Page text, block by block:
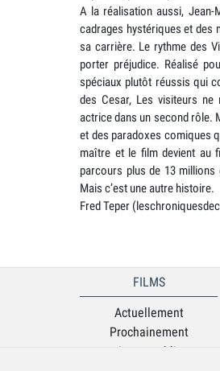
A la réalisation aussi, Jean-
cadrages hystériques et des
sa carrière. Le rythme des
porter préjudice. Réalisé
spéciaux plutôt réussis qui
des Cesar, Les visiteurs ne
actrice dans un second rôle.
et des paradoxes comiques
maître et le film devient au
parcours plus de 13
Mais c’est une autre histoire.
Fred Teper
FILMS
Actuellement
Prochainement
Jeune public